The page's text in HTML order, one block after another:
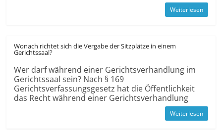
Weiterlesen
Wonach richtet sich die Vergabe der Sitzplätze in einem
Gerichtssaal?
Wer darf während einer Gerichtsverhandlung im
Gerichtssaal sein? Nach § 169
Gerichtsverfassungsgesetz hat die Öffentlichkeit
das Recht während einer Gerichtsverhandlung
Weiterlesen